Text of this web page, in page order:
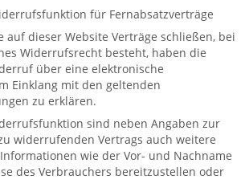
für Fernabsatzverträge
auf dieser Website Verträge schließen, bei
Widerrufsrecht besteht, haben die
über eine elektronische
Einklang mit den geltenden
zu erklären.
sind neben Angaben zur
widerrufenden Vertrags auch weitere
wie der Vor- und Nachname
des Verbrauchers bereitzustellen oder